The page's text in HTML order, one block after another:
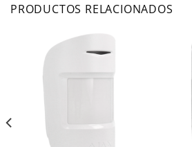
PRODUCTOS RELACIONADOS